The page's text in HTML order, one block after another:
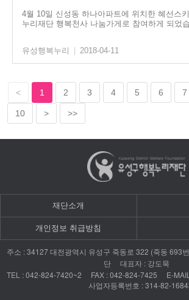
4월 10일 신성동 하나아파트에 위치한 혜선스
누리재단 행복천사 나눔가게로 참여하게 되었
유성행복누리 2018-04-11
< 1 2 3 4 5 6 7
10 > >>
재단소개
개인정보 취급방침
주소 : 34127 대전광역시 유성구 죽동로 322 (죽동 693
단
대표자 : 강도묵
TEL : 042-824-7420~2 FAX : 042-824-7425 E-
사업자등록번호 : 314-82-